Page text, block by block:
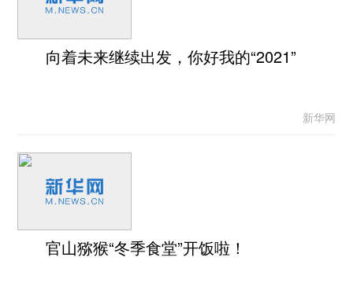
向着未来继续出发，你好我的“2021”
新华网
官山猕猴“冬季食堂”开饭啦！